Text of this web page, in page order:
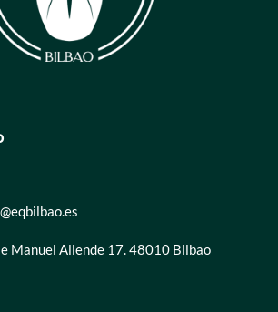
Manuel Allende 17. 48010 Bilbao